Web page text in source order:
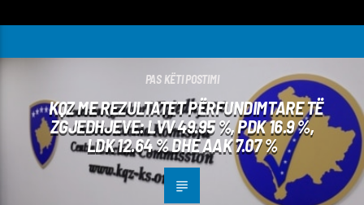
PAS KËTI POSTIMI
KQZ ME REZULTATET PËRFUNDIMTARE TË
ZGJEDHJEVE: LVV 49.95 %, PDK 16.9 %,
LDK 12.64 % DHE AAK 7.07 %